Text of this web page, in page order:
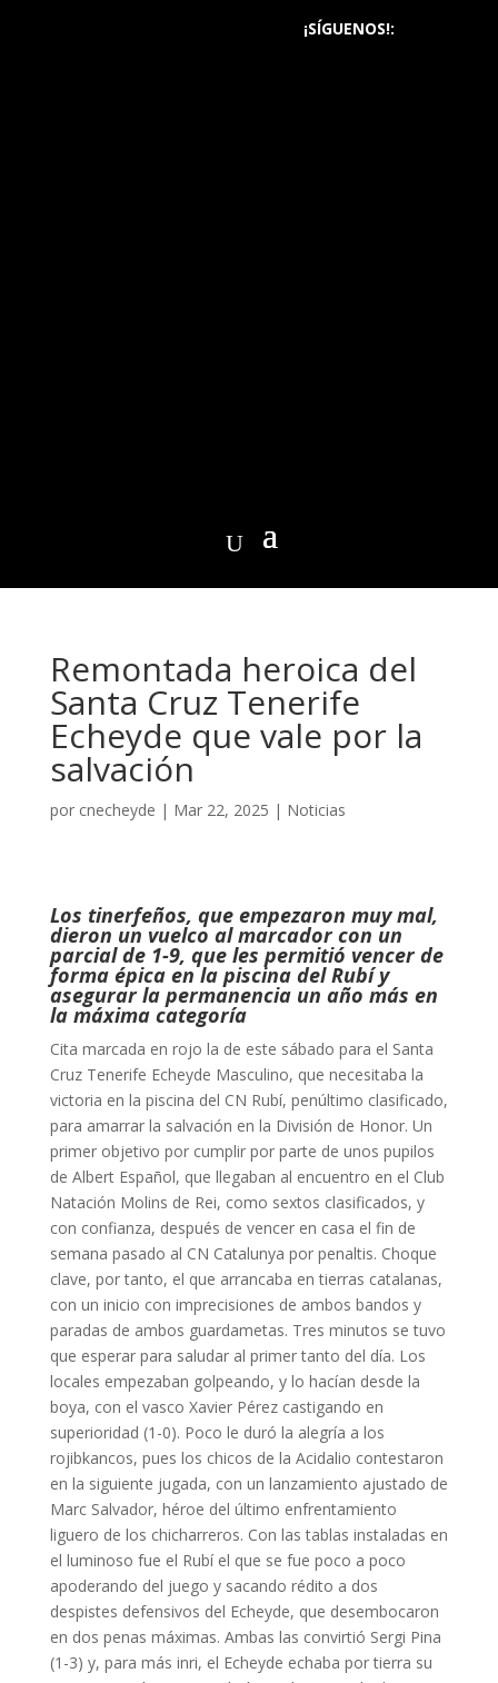
¡SÍGUENOS!:
Remontada heroica del
Santa Cruz Tenerife
Echeyde que vale por la
salvación
por cnecheyde | Mar 22, 2025 | Noticias
Los tinerfeños, que empezaron muy mal,
dieron un vuelco al marcador con un
parcial de 1-9, que les permitió vencer de
forma épica en la piscina del Rubí y
asegurar la permanencia un año más en
la máxima categoría
Cita marcada en rojo la de este sábado para el Santa
Cruz Tenerife Echeyde Masculino, que necesitaba la
victoria en la piscina del CN Rubí, penúltimo clasificado,
para amarrar la salvación en la División de Honor. Un
primer objetivo por cumplir por parte de unos pupilos
de Albert Español, que llegaban al encuentro en el Club
Natación Molins de Rei, como sextos clasificados, y
con confianza, después de vencer en casa el fin de
semana pasado al CN Catalunya por penaltis. Choque
clave, por tanto, el que arrancaba en tierras catalanas,
con un inicio con imprecisiones de ambos bandos y
paradas de ambos guardametas. Tres minutos se tuvo
que esperar para saludar al primer tanto del día. Los
locales empezaban golpeando, y lo hacían desde la
boya, con el vasco Xavier Pérez castigando en
superioridad (1-0). Poco le duró la alegría a los
rojibkancos, pues los chicos de la Acidalio contestaron
en la siguiente jugada, con un lanzamiento ajustado de
Marc Salvador, héroe del último enfrentamiento
liguero de los chicharreros. Con las tablas instaladas en
el luminoso fue el Rubí el que se fue poco a poco
apoderando del juego y sacando rédito a dos
despistes defensivos del Echeyde, que desembocaron
en dos penas máximas. Ambas las convirtió Sergi Pina
(1-3) y, para más inri, el Echeyde echaba por tierra su